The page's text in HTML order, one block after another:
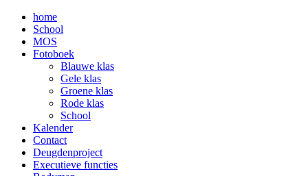
home
School
MOS
Fotoboek
Blauwe klas
Gele klas
Groene klas
Rode klas
School
Kalender
Contact
Deugdenproject
Executieve functies
Maand
Maand